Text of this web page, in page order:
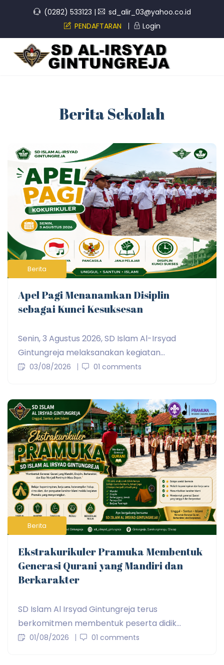
(0282) 533123 |
sd_alir_03@yahoo.co.id
PENDAFTARAN
Login
Berita Sekolah
Berita
Apel Pagi Menanamkan Disiplin
sebagai Kunci Kesuksesan
Senin, 3 Agustus 2026, SD Islam Al-Irsyad
Gintungreja melaksanakan kegiatan...
03/08/2026 01 comments
Berita
Ekstrakurikuler Pramuka Membentuk
Generasi Qurani yang Mandiri dan
Berkarakter
SD Islam Al Irsyad Gintungreja terus
berkomitmen membentuk peserta didik...
01/08/2026 01 comments